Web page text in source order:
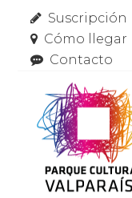
Suscripción
Cómo llegar
Contacto